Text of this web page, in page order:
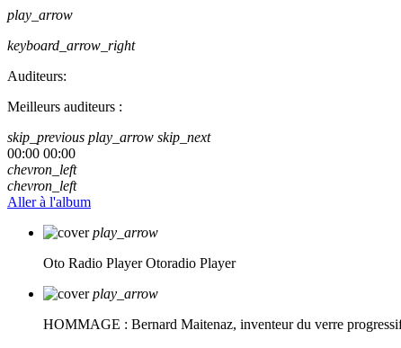
play_arrow
keyboard_arrow_right
Auditeurs:
Meilleurs auditeurs :
skip_previous play_arrow skip_next
00:00 00:00
chevron_left
chevron_left
Aller à l'album
play_arrow
Oto Radio Player Otoradio Player
play_arrow
HOMMAGE : Bernard Maitenaz, inventeur du verre